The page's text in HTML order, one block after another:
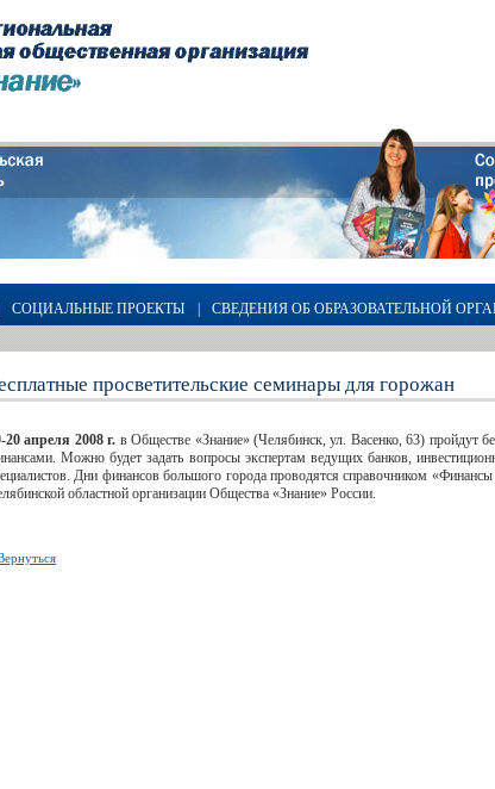
СОЦИАЛЬНЫЕ ПРОЕКТЫ СВЕДЕНИЯ ОБ ОБРАЗОВАТЕЛЬНОЙ
просветительские семинары для горожан
20 апреля 2008 г. в Обществе «Знание» (Челябинск, ул. Васенко, 63) пройдут
Можно будет задать вопросы экспертам ведущих банков,
Дни финансов большого города проводятся справочником
областной организации Общества «Знание» России.